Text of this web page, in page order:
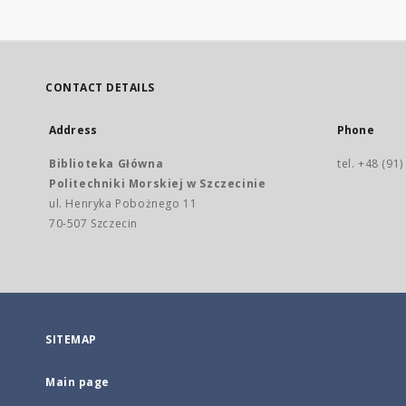
CONTACT DETAILS
Address
Biblioteka Główna
Politechniki Morskiej w Szczecinie
ul. Henryka Pobożnego 11
70-507 Szczecin
Phone
tel. +48
SITEMAP
Main page